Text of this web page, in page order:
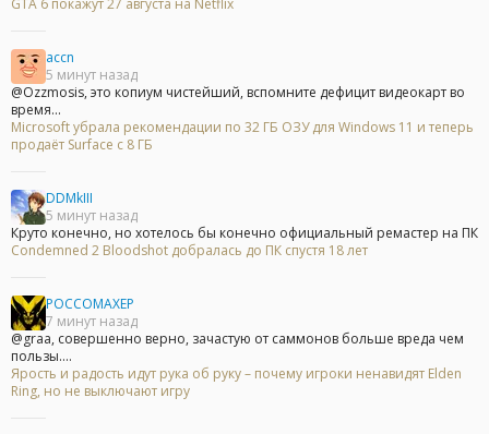
GTA 6 покажут 27 августа на Netflix
accn
5 минут назад
@Ozzmosis, это копиум чистейший, вспомните дефицит видеокарт во
время...
Microsoft убрала рекомендации по 32 ГБ ОЗУ для Windows 11 и теперь
продаёт Surface с 8 ГБ
DDMkIII
5 минут назад
Круто конечно, но хотелось бы конечно официальный ремастер на ПК
Condemned 2 Bloodshot добралась до ПК спустя 18 лет
POCCOMAXEP
7 минут назад
@graa, совершенно верно, зачастую от саммонов больше вреда чем
пользы....
Ярость и радость идут рука об руку – почему игроки ненавидят Elden
Ring, но не выключают игру